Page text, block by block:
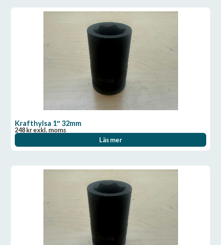
Krafthylsa 1″ 32mm
248krexkl. moms
Läs mer